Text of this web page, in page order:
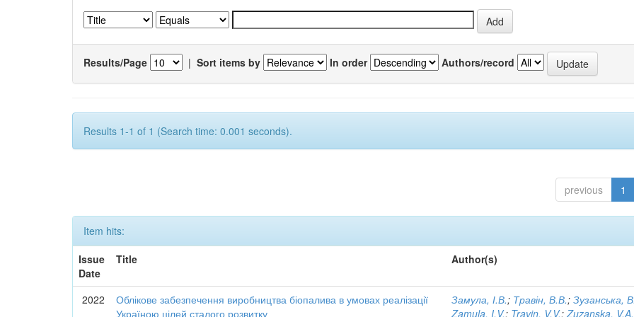
Results/Page | Sort items by In order Authors/record
Results 1-1 of 1 (Search time: 0.001 seconds).
previous 1
Item hits:
Issue
Date
Title Author(s)
2022
Облікове забезпечення виробництва біопалива в умовах реалізації
Україною цілей сталого розвитку
Замула, І.В.; Травін, В.В.;Зузанська,
Zamula, I.V.; Travin, V.V.;Zuzanska, V.A.